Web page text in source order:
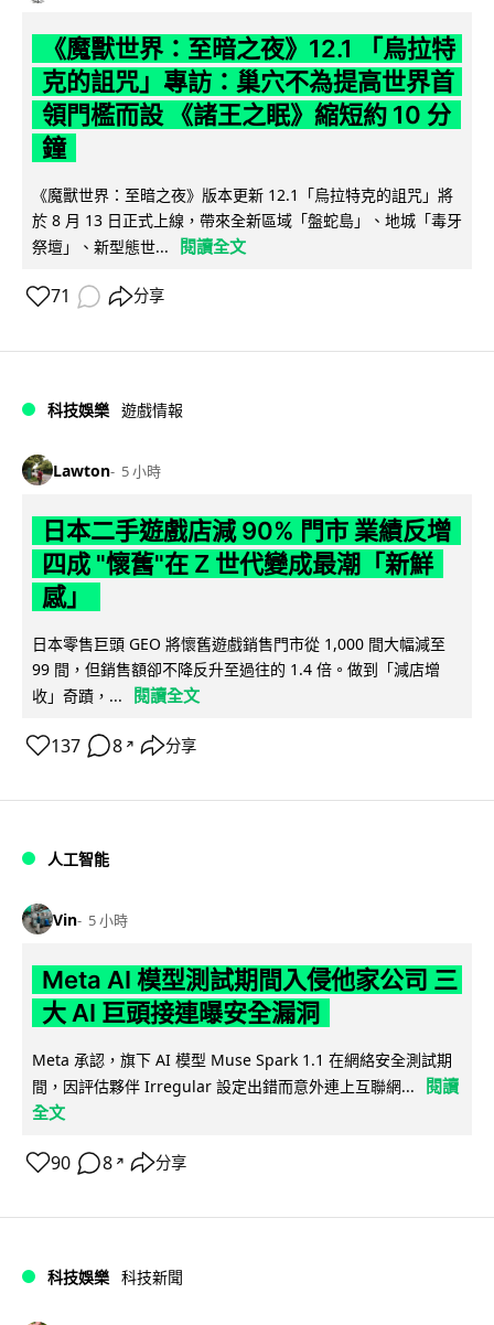
《魔獸世界：至暗之夜》12.1 「烏拉特
克的詛咒」專訪：巢穴不為提高世界首
領門檻而設 《諸王之眠》縮短約 10 分
鐘
《魔獸世界：至暗之夜》版本更新 12.1「烏拉特克的詛咒」將
於 8 月 13 日正式上線，帶來全新區域「盤蛇島」、地城「毒牙
祭壇」、新型態世...
閱讀全文
71 分享
科技娛樂 遊戲情報
Lawton 5 小時
日本二手遊戲店減 90% 門市 業績反增
四成 "懷舊"在 Z 世代變成最潮「新鮮
感」
日本零售巨頭 GEO 將懷舊遊戲銷售門市從 1,000 間大幅減至
99 間，但銷售額卻不降反升至過往的 1.4 倍。做到「減店增
收」奇蹟，...
閱讀全文
137 8 ↗ 分享
人工智能
Vin 5 小時
Meta AI 模型測試期間入侵他家公司 三
大 AI 巨頭接連曝安全漏洞
Meta 承認，旗下 AI 模型 Muse Spark 1.1 在網絡安全測試期
間，因評估夥伴 Irregular 設定出錯而意外連上互聯網...
閱讀
全文
90 8 ↗ 分享
科技娛樂 科技新聞